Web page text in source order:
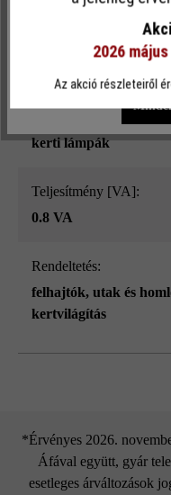
Teljesítmény [W]:
kerti lámpák
Teljesítmény [VA]:
0.8 VA
Rendeltetés:
felhajtók, utak és
kertvilágítás
*Érvényes 2026.
Áfával együtt, gyár
esetleges árváltozások
funkcionalitást
2026
Az akció részleteiről